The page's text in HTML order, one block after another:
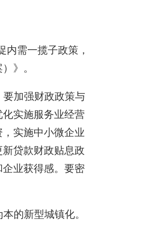
需一揽子政策，
》。
加强财政政策与
实施服务业经营
实施中小微企业
贷款财政贴息政
业获得感。要密
的新型城镇化。